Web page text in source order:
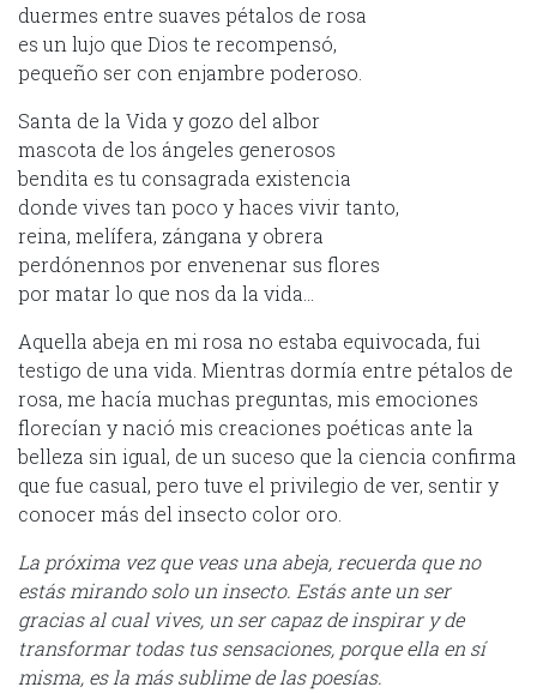
duermes entre suaves pétalos de rosa
es un lujo que Dios te recompensó,
pequeño ser con enjambre poderoso.
Santa de la Vida y gozo del albor
mascota de los ángeles generosos
bendita es tu consagrada existencia
donde vives tan poco y haces vivir tanto,
reina, melífera, zángana y obrera
perdónennos por envenenar sus flores
por matar lo que nos da la vida…
Aquella abeja en mi rosa no estaba equivocada, fui
testigo de una vida. Mientras dormía entre pétalos de
rosa, me hacía muchas preguntas, mis emociones
florecían y nació mis creaciones poéticas ante la
belleza sin igual, de un suceso que la ciencia confirma
que fue casual, pero tuve el privilegio de ver, sentir y
conocer más del insecto color oro.
La próxima vez que veas una abeja, recuerda que no
estás mirando solo un insecto. Estás ante un ser
gracias al cual vives, un ser capaz de inspirar y de
transformar todas tus sensaciones, porque ella en sí
misma, es la más sublime de las poesías.